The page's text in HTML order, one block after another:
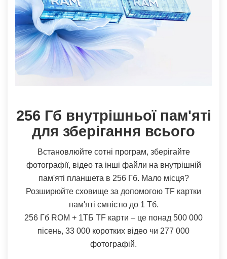
256 Гб внутрішньої пам'яті
для зберігання всього
Встановлюйте сотні програм, зберігайте
фотографії, відео та інші файли на внутрішній
пам'яті планшета в 256 Гб. Мало місця?
Розширюйте сховище за допомогою TF картки
пам'яті ємністю до 1 Тб.
256 Гб ROM + 1ТБ TF карти – це понад 500 000
пісень, 33 000 коротких відео чи 277 000
фотографій.